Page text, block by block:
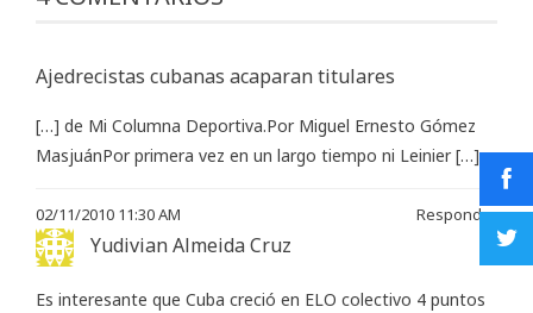
Ajedrecistas cubanas acaparan titulares
[…] de Mi Columna Deportiva.Por Miguel Ernesto Gómez
MasjuánPor primera vez en un largo tiempo ni Leinier […]
02/11/2010 11:30 AM Responder
Yudivian Almeida Cruz
Es interesante que Cuba creció en ELO colectivo 4 puntos